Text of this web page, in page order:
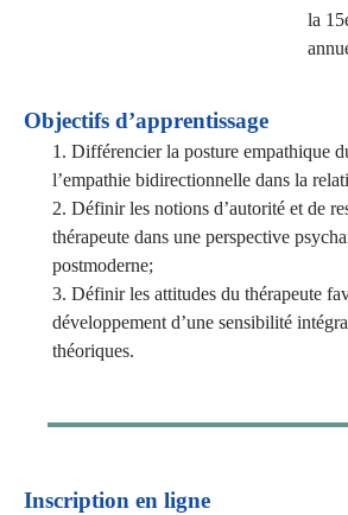
la
Objectifs d’apprentissage
1. Différencier la posture empathique
l’empathie bidirectionnelle dans la
2. Définir les notions d’autorité et de
thérapeute dans une perspective
postmoderne;
3. Définir les attitudes du thérapeute
développement d’une sensibilité
théoriques.
Inscription en ligne